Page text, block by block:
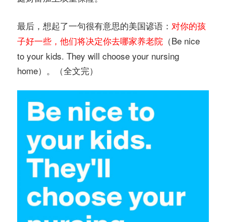
最后，想起了一句很有意思的美国谚语： 对你的孩
子好一些，他们将决定你去哪家养老院 （Be nice
to your kids. They will choose your nursing
home）。（全文完）